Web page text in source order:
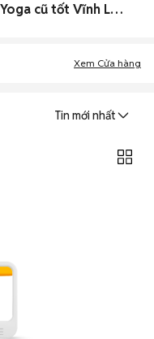
0 Lenovo Thinkpad X1 Titanium Yoga cũ tốt Vĩnh Long
Xem Cửa hàng
Tin mới nhất